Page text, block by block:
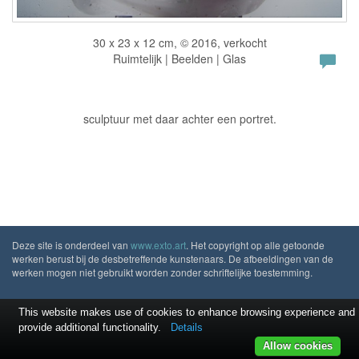
30 x 23 x 12 cm, © 2016, verkocht
Ruimtelijk | Beelden | Glas
sculptuur met daar achter een portret.
Deze site is onderdeel van www.exto.art. Het copyright op alle getoonde
werken berust bij de desbetreffende kunstenaars. De afbeeldingen van de
werken mogen niet gebruikt worden zonder schriftelijke toestemming.
This website makes use of cookies to enhance browsing experience and
provide additional functionality.
Details
Allow cookies